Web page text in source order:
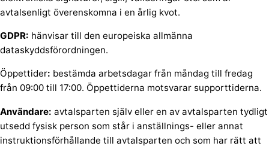
avtalsenligt överenskomna i en årlig kvot.
GDPR: hänvisar till den europeiska allmänna
dataskyddsförordningen.
Öppettider: bestämda arbetsdagar från måndag till fredag
från 09:00 till 17:00. Öppettiderna motsvarar supporttiderna.
Användare: avtalsparten själv eller en av avtalsparten tydligt
utsedd fysisk person som står i anställnings- eller annat
instruktionsförhållande till avtalsparten och som har rätt att